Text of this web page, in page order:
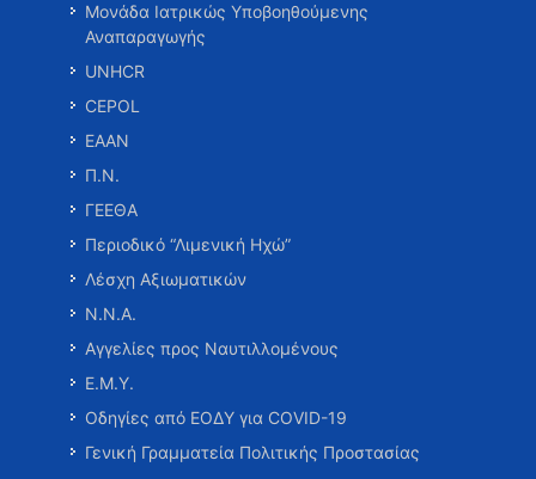
Μονάδα Ιατρικώς Υποβοηθούμενης
Αναπαραγωγής
UNHCR
CEPOL
ΕΑΑΝ
Π.Ν.
ΓΕΕΘΑ
Περιοδικό “Λιμενική Ηχώ”
Λέσχη Αξιωματικών
Ν.Ν.Α.
Αγγελίες προς Ναυτιλλομένους
Ε.Μ.Υ.
Οδηγίες από ΕΟΔΥ για COVID-19
Γενική Γραμματεία Πολιτικής Προστασίας